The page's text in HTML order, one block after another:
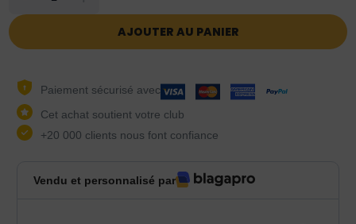
AJOUTER AU PANIER
Paiement sécurisé avec
Cet achat soutient votre club
+20 000 clients nous font confiance
Vendu et personnalisé par